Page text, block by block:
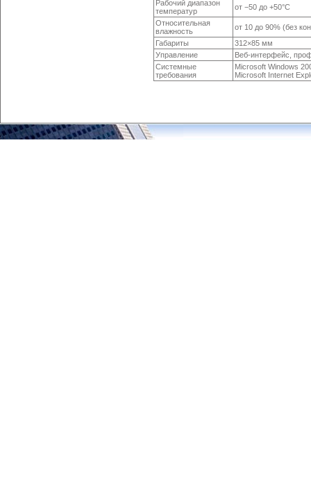
Рабочий диапазон
температур
от −50 до +50°С
Относительная
влажность
от 10 до 90% (без
Габариты
312×85 мм
Управление
Веб-интерфейс,
Системные
требования
Microsoft Windows
Microsoft Internet